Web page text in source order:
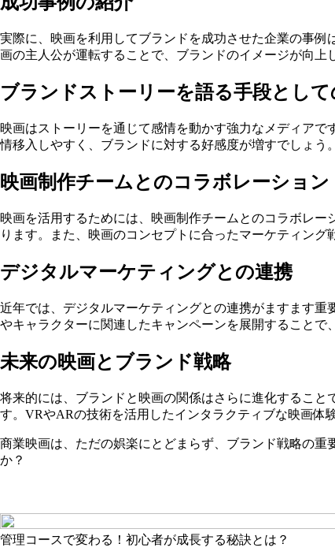
実際に、映画を利用してブランドを成功させた企業の事
画の主人公が運転することで、ブランドのイメージが向上
ブランドストーリーを語る手段として
映画はストーリーを通じて感情を動かす強力なメディア
情移入しやすく、ブランドに対する好感度が増すでしょう。
映画制作チームとのコラボレーション
映画を活用するためには、映画制作チームとのコラボレ
ります。また、映画のコンセプトに合ったマーケティン
デジタルマーケティングとの連携
近年では、デジタルマーケティングとの連携がますます
やキャラクターに関連したキャンペーンを展開することで
未来の映画とブランド戦略
将来的には、ブランドと映画の関係はさらに進化するこ
す。VRやARの技術を活用したインタラクティブな映画体
商業映画は、ただの娯楽にとどまらず、ブランド戦略の
か？
管理コースで変わる！初心者が成長する秘訣とは？